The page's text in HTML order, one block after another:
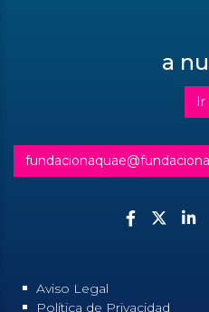
a
Aviso Legal
Política de Privacidad